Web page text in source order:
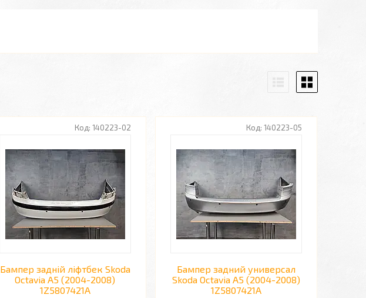
140223-02
Бампер задній ліфтбек Skoda
Octavia A5 (2004-2008)
1Z5807421A
140223-05
Бампер задний универсал
Skoda Octavia A5 (2004-2008)
1Z5807421A